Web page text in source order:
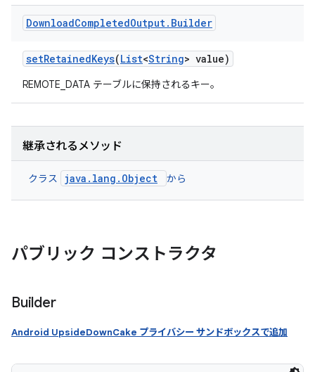
DownloadCompletedOutput. Builder
setRetainedKeys(List<String> value)
REMOTE_DATA テーブルに保持されるキー。
継承されるメソッド
クラス java.lang.Object から
パブリック コンストラクタ
Builder
Android UpsideDownCake プライバシー サンドボックスで追加